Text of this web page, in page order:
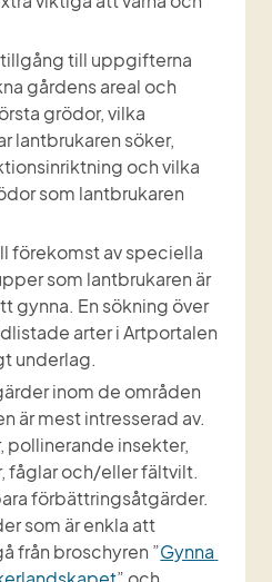
till uppgifterna
gårdens areal och
grödor, vilka
lantbrukaren söker,
och vilka
som lantbrukaren
förekomst av speciella
som lantbrukaren är
gynna. En sökning över
arter i Artportalen
underlag.
inom de områden
är mest intresserad av.
pollinerande insekter,
fåglar och/eller fältvilt.
förbättringsåtgärder.
som är enkla att
från broschyren ”Gynna